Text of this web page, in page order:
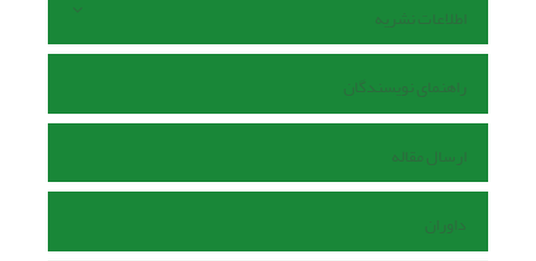
اطلاعات نشریه
راهنمای نویسندگان
ارسال مقاله
داوران